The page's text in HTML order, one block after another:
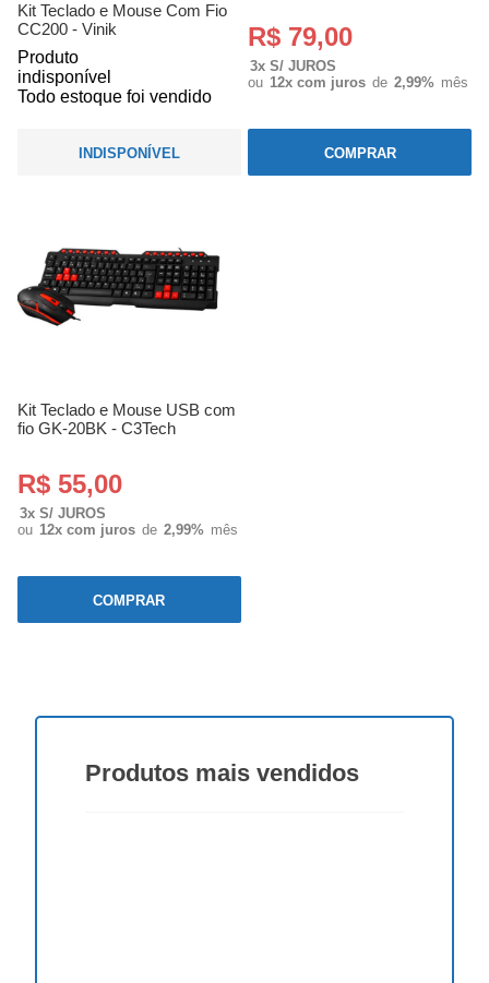
Kit Teclado e Mouse Com Fio
CC200 - Vinik
Produto
indisponível
Todo estoque foi vendido
INDISPONÍVEL
R$ 79,00
3x S/ JUROS
ou 12x com juros de 2,99% mês
COMPRAR
Kit Teclado e Mouse USB com
fio GK-20BK - C3Tech
R$ 55,00
3x S/ JUROS
ou 12x com juros de 2,99% mês
COMPRAR
Produtos mais vendidos